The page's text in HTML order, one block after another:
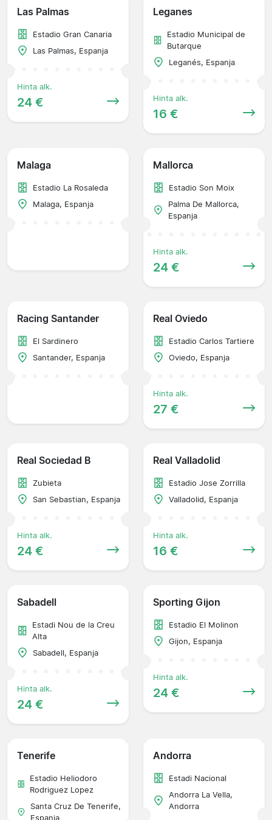
Las Palmas
Estadio Gran Canaria
Las Palmas, Espanja
Hinta alk.
24 €
Leganes
Estadio Municipal de
Butarque
Leganés, Espanja
Hinta alk.
16 €
Malaga
Estadio La Rosaleda
Malaga, Espanja
Mallorca
Estadio Son Moix
Palma De Mallorca,
Espanja
Hinta alk.
24 €
Racing Santander
El Sardinero
Santander, Espanja
Real Oviedo
Estadio Carlos Tartiere
Oviedo, Espanja
Hinta alk.
27 €
Real Sociedad B
Zubieta
San Sebastian, Espanja
Hinta alk.
24 €
Real Valladolid
Estadio Jose Zorrilla
Valladolid, Espanja
Hinta alk.
16 €
Sabadell
Estadi Nou de la Creu
Alta
Sabadell, Espanja
Hinta alk.
24 €
Sporting Gijon
Estadio El Molinon
Gijon, Espanja
Hinta alk.
24 €
Tenerife
Estadio Heliodoro
Rodriguez Lopez
Santa Cruz De Tenerife,
Espanja
Andorra
Estadi Nacional
Andorra La Vella,
Andorra